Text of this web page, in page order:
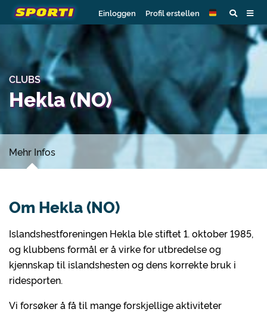
Einloggen Profil erstellen
CLUBS
Hekla (NO)
Mehr Infos
Om Hekla (NO)
Islandshestforeningen Hekla ble stiftet 1. oktober 1985,
og klubbens formål er å virke for utbredelse og
kjennskap til islandshesten og dens korrekte bruk i
ridesporten.
Vi forsøker å få til mange forskjellige aktiviteter